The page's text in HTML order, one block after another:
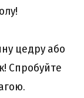
цедру або
Спробуйте